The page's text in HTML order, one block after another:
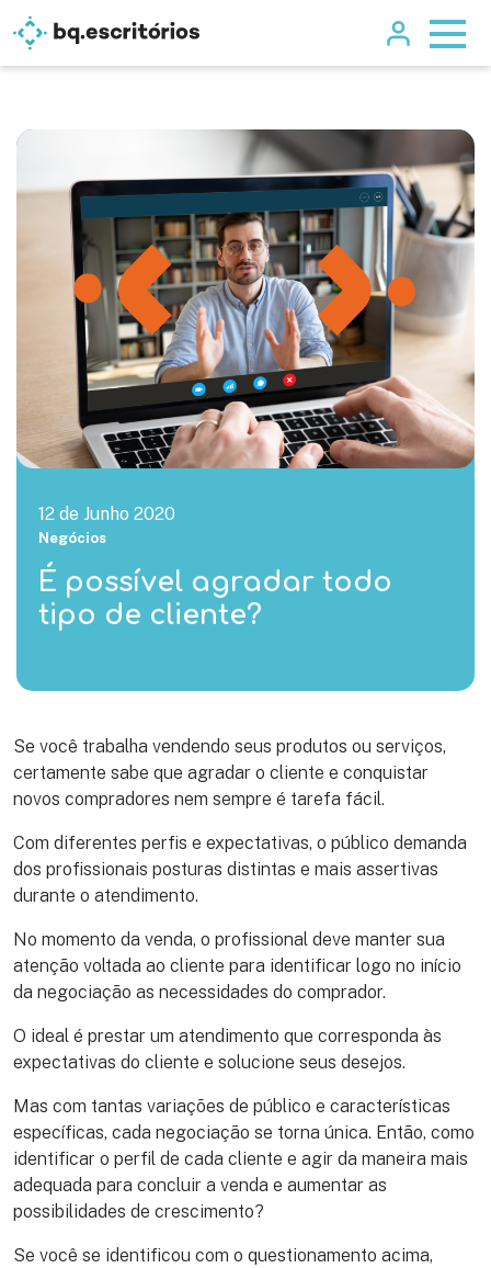
12 de Junho 2020
Negócios
É possível agradar todo
tipo de cliente?
Se você trabalha vendendo seus produtos ou serviços,
certamente sabe que agradar o cliente e conquistar
novos compradores nem sempre é tarefa fácil.
Com diferentes perfis e expectativas, o público demanda
dos profissionais posturas distintas e mais assertivas
durante o atendimento.
No momento da venda, o profissional deve manter sua
atenção voltada ao cliente para identificar logo no início
da negociação as necessidades do comprador.
O ideal é prestar um atendimento que corresponda às
expectativas do cliente e solucione seus desejos.
Mas com tantas variações de público e características
específicas, cada negociação se torna única. Então, como
identificar o perfil de cada cliente e agir da maneira mais
adequada para concluir a venda e aumentar as
possibilidades de crescimento?
Se você se identificou com o questionamento acima,